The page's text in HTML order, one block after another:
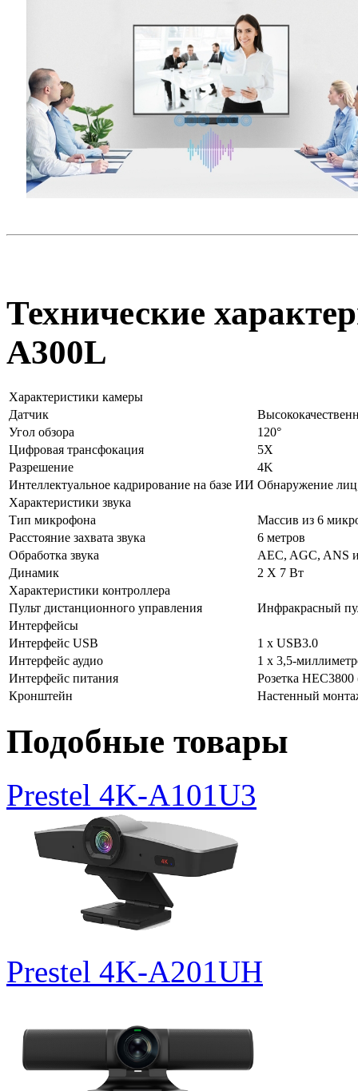
Технические
A300L
Характеристики камеры
Датчик
Угол обзора
120°
Цифровая трансфокация
5Х
Разрешение
4K
Интеллектуальное кадрирование на базе ИИ Обнаружение лиц,
Характеристики звука
Тип микрофона
Массив из 6
Расстояние захвата звука
6 метров
Обработка звука
AEC, AGC, ANS и
Динамик
2 Х 7 Вт
Характеристики контроллера
Пульт дистанционного управления
Инфракрасный
Интерфейсы
Интерфейс USB
1 х USB3.0
Интерфейс аудио
1 х 3,5-
Интерфейс питания
Розетка
Кронштейн
Настенный
Подобные товары
Prestel 4K-A101U3
Prestel 4K-A201UH